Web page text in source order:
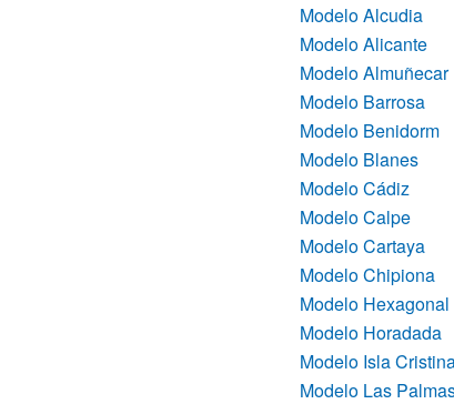
Modelo Alcudia
Modelo Alicante
Modelo Almuñecar
Modelo Barrosa
Modelo Benidorm
Modelo Blanes
Modelo Cádiz
Modelo Calpe
Modelo Cartaya
Modelo Chipiona
Modelo Hexagonal
Modelo Horadada
Modelo Isla
Modelo Las